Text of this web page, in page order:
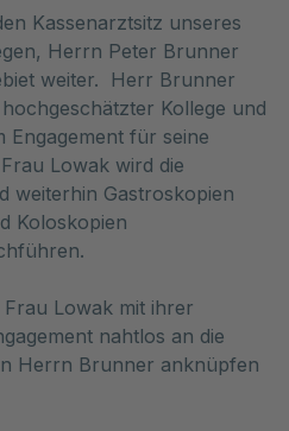
Kassenarztsitz unseres
Herrn Peter Brunner
weiter. Herr Brunner
Kollege und
Engagement für seine
Lowak wird die
weiterhin Gastroskopien
Koloskopien
Lowak mit ihrer
nahtlos an die
Herrn Brunner anknüpfen